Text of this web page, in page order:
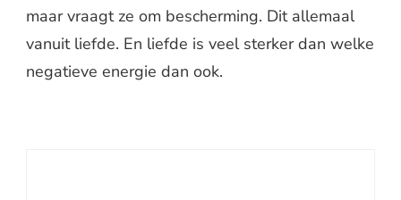
maar vraagt ze om bescherming. Dit allemaal
vanuit liefde. En liefde is veel sterker dan welke
negatieve energie dan ook.